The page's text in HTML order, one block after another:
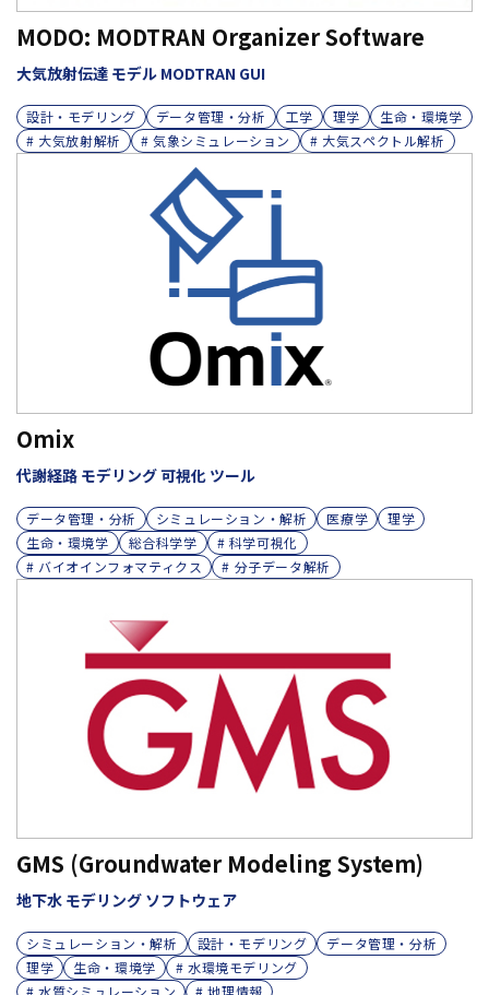
MODO: MODTRAN Organizer Software
大気放射伝達 モデル MODTRAN GUI
設計・モデリング データ管理・分析 工学 理学
生命・環境学
# 大気放射解析
# 気象シミュレーション # 大気スペクトル解析
Omix
代謝経路 モデリング 可視化 ツール
データ管理・分析 シミュレーション・解析 医療学
理学
生命・環境学
総合科学学
# 科学可視化
# バイオインフォマティクス
# 分子データ解析
GMS (Groundwater Modeling System)
地下水 モデリング ソフトウェア
シミュレーション・解析 設計・モデリング
データ管理・分析
理学
生命・環境学
# 水環境モデリング
# 水質シミュレーション
# 地理情報